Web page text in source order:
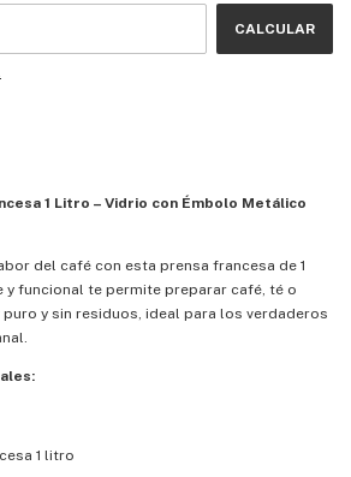
CALCULAR
1 Litro – Vidrio con Émbolo Metálico
del café con esta prensa francesa de 1
y funcional te permite preparar café, té o
y sin residuos, ideal para los verdaderos
1 litro